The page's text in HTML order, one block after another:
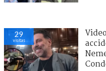
29
visitas